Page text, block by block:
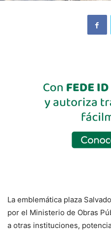
La emblemática plaza
por el Ministerio de Obras
a otras instituciones,